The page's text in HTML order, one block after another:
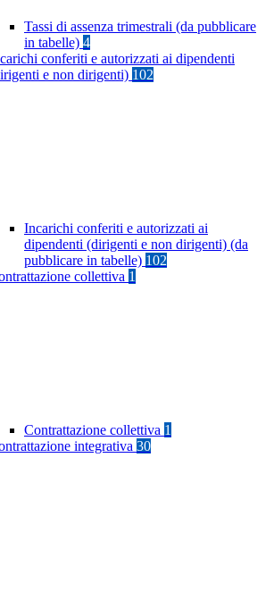
Tassi di assenza trimestrali (da pubblicare
in tabelle) 4
conferiti e autorizzati ai dipendenti
e non dirigenti) 102
Incarichi conferiti e autorizzati ai
dipendenti (dirigenti e non dirigenti) (da
pubblicare in tabelle) 102
collettiva 1
Contrattazione collettiva 1
integrativa 30